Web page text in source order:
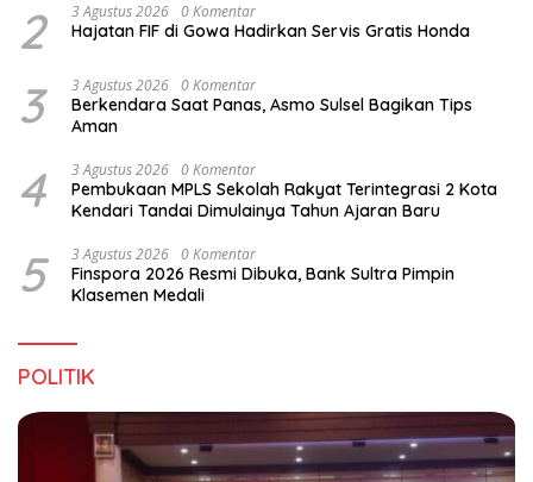
2 3 Agustus 2026 0 Komentar
Hajatan FIF di Gowa Hadirkan Servis Gratis Honda
3 3 Agustus 2026 0 Komentar
Berkendara Saat Panas, Asmo Sulsel Bagikan Tips
Aman
4 3 Agustus 2026 0 Komentar
Pembukaan MPLS Sekolah Rakyat Terintegrasi 2 Kota
Kendari Tandai Dimulainya Tahun Ajaran Baru
5 3 Agustus 2026 0 Komentar
Finspora 2026 Resmi Dibuka, Bank Sultra Pimpin
Klasemen Medali
POLITIK